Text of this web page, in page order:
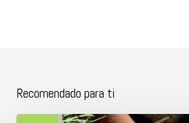
Recomendado para ti